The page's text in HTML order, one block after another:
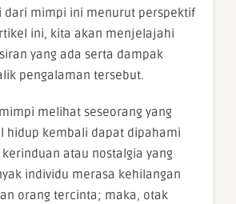
dari mimpi ini menurut perspektif
ini, kita akan menjelajahi
yang ada serta dampak
pengalaman tersebut.
melihat seseorang yang
hidup kembali dapat dipahami
atau nostalgia yang
individu merasa kehilangan
orang tercinta; maka, otak